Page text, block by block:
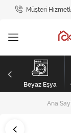
Müşteri
Beyaz Eşya
Ana